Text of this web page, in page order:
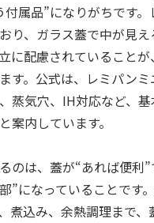
付属品”になりがちです
り、ガラス蓋で中が見
に配慮されていること
す。公式は、レミパンミ
蒸気穴、IH対応など、
案内しています。
のは、蓋が“あれば便利
”になっていることです
煮込み、余熱調理まで